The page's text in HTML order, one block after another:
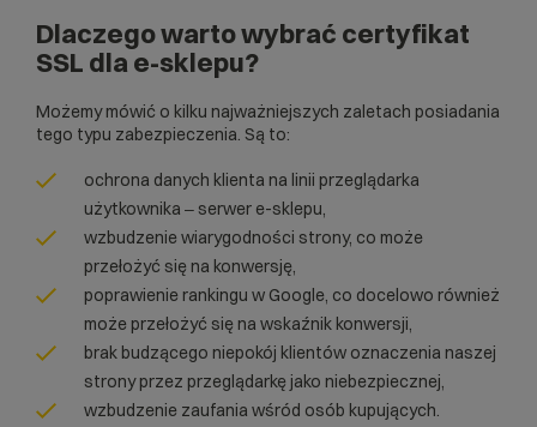
Dlaczego warto wybrać certyfikat
SSL dla e-sklepu?
Możemy mówić o kilku najważniejszych zaletach posiadania
tego typu zabezpieczenia. Są to:
ochrona danych klienta na linii przeglądarka
użytkownika ‒serwer e-sklepu,
wzbudzenie wiarygodności strony, co może
przełożyć się na konwersję,
poprawienie rankingu w Google, co docelowo również
może przełożyć się na wskaźnik konwersji,
brak budzącego niepokój klientów oznaczenia naszej
strony przez przeglądarkę jako niebezpiecznej,
wzbudzenie zaufania wśród osób kupujących.